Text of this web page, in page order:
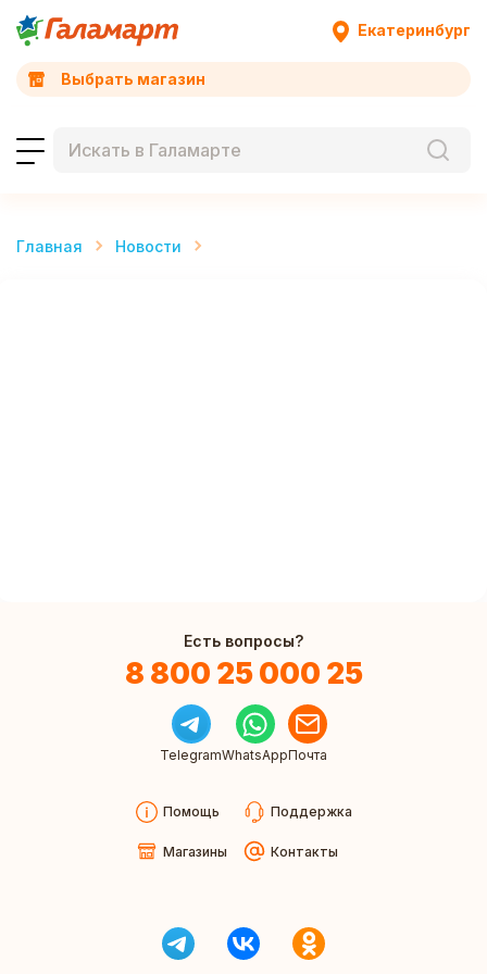
Екатеринбург
Выбрать магазин
Главная Новости
Есть вопросы?
8 800 25 000 25
TelegramWhatsAppПочта
Помощь Поддержка
Магазины Контакты